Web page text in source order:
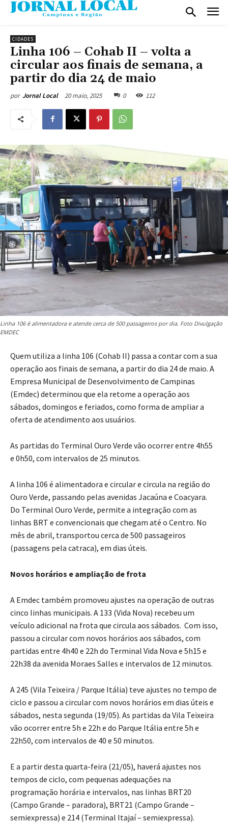
CIDADES
Linha 106 – Cohab II – volta a
circular aos finais de semana, a
partir do dia 24 de maio
por Jornal Local 20 maio, 2025 0 112
Linha 106 é alimentadora e atende cerca de 500 passageiros por dia. Foto Divulgação
EMDEC
Quem utiliza a linha 106 (Cohab II) passa a contar com a sua
operação aos finais de semana, a partir do dia 24 de maio. A
Empresa Municipal de Desenvolvimento de Campinas
(Emdec) determinou que ela retome a operação aos
sábados, domingos e feriados, como forma de ampliar a
oferta de atendimento aos usuários.
As partidas do Terminal Ouro Verde vão ocorrer entre 4h55
e 0h50, com intervalos de 25 minutos.
A linha 106 é alimentadora e circular e circula na região do
Ouro Verde, passando pelas avenidas Jacaúna e Coacyara.
Do Terminal Ouro Verde, permite a integração com as
linhas BRT e convencionais que chegam até o Centro. No
mês de abril, transportou cerca de 500 passageiros
(passagens pela catraca), em dias úteis.
Novos horários e ampliação de frota
A Emdec também promoveu ajustes na operação de outras
cinco linhas municipais. A 133 (Vida Nova) recebeu um
veículo adicional na frota que circula aos sábados. Com isso,
passou a circular com novos horários aos sábados, com
partidas entre 4h40 e 22h do Terminal Vida Nova e 5h15 e
22h38 da avenida Moraes Salles e intervalos de 12 minutos.
A 245 (Vila Teixeira / Parque Itália) teve ajustes no tempo de
ciclo e passou a circular com novos horários em dias úteis e
sábados, nesta segunda (19/05). As partidas da Vila Teixeira
vão ocorrer entre 5h e 22h e do Parque Itália entre 5h e
22h50, com intervalos de 40 e 50 minutos.
E a partir desta quarta-feira (21/05), haverá ajustes nos
tempos de ciclo, com pequenas adequações na
programação horária e intervalos, nas linhas BRT20
(Campo Grande – paradora), BRT21 (Campo Grande –
semiexpressa) e 214 (Terminal Itajaí – semiexpressa).